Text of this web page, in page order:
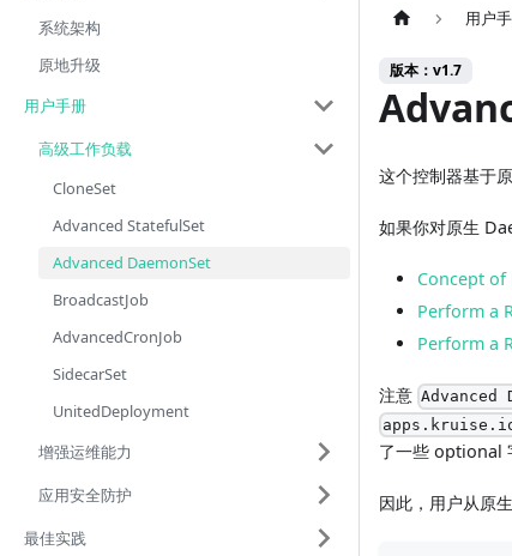
系统架构
原地升级
用户手册
高级工作负载
CloneSet
Advanced StatefulSet
Advanced DaemonSet
BroadcastJob
AdvancedCronJob
SidecarSet
UnitedDeployment
增强运维能力
应用安全防护
最佳实践
用户
版本：v1.7
这个控制器基于
如果你对原生
Concept of
Perform a
Perform a
注意 Advanced
了一些 optional
因此，用户从原生